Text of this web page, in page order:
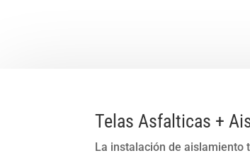
Telas Asfalticas +
La instalación de aislamiento